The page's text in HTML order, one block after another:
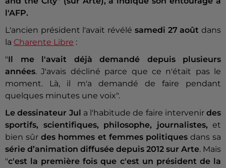
l'AFP.
L'ancien président l'avait révélé samedi 27 aoûtdans
la Charente Libre :
"Il me l'avait déjà demandé depuis plusieurs
années. J'avais décliné parce que ce n'était pas le
moment. Là, il m'a demandé de faire pendant
quelques minutes une voix".
Le dessinateur Jul a l'habitude de faire intervenir des
sportifs, scientifiques, philosophe, journalistes, et
bien sûrdes hommes et femmes politiquesdans sa
série d’animation diffusée depuis 2012 sur Arte. Mais
"c'est la première fois que c'est un président de la